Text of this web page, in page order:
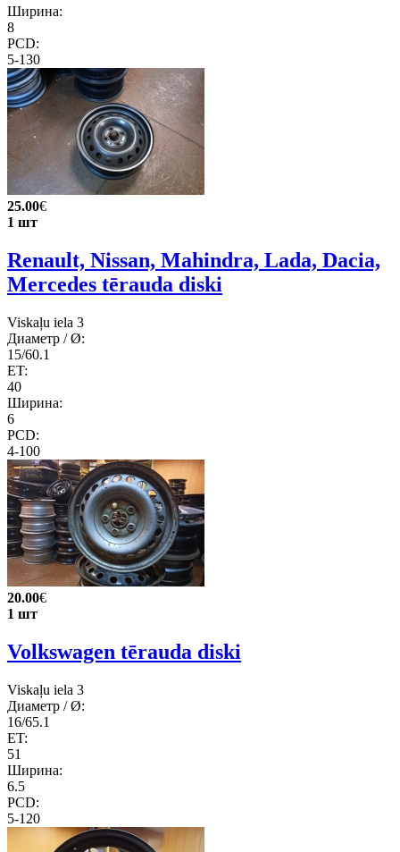
Ширина:
8
PCD:
5-130
25.00€
1 шт
Renault, Nissan, Mahindra, Lada, Dacia,
Mercedes tērauda diski
Viskaļu iela 3
Диаметр / Ø:
15/60.1
ET:
40
Ширина:
6
PCD:
4-100
20.00€
1 шт
Volkswagen tērauda diski
Viskaļu iela 3
Диаметр / Ø:
16/65.1
ET:
51
Ширина:
6.5
PCD:
5-120